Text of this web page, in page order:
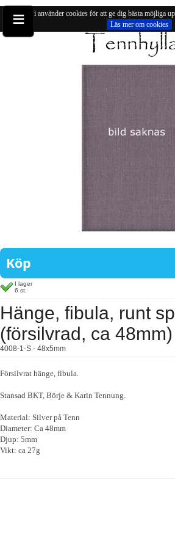
Vi använder cookies för att ge dig bästa möjliga
Läs mer om cookies
≡
» Hänge, fibula, runt spänne
Hänge, fibula, runt
(försilvrad, ca 48mm)
4008-1-S - 48x5mm
Försilvrat hänge, fibula.
Stansad BKT, Börje & Karin Tennung.
Material: Silver på Tenn
Diameter: Ca 48mm
Djup: 5mm
Vikt: ca 27g
Köp
I lager
6 st.